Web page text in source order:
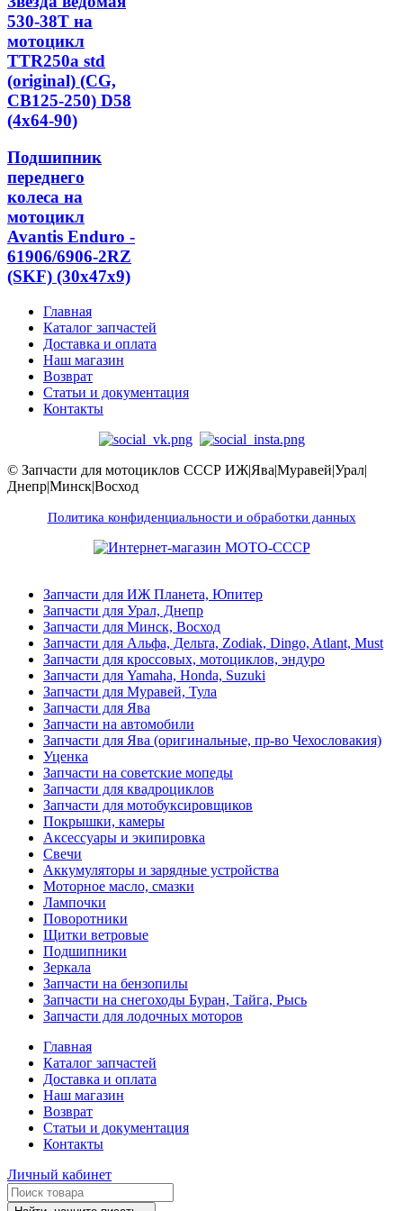
530-38T на
мотоцикл
TTR250a std
(original) (CG,
CB125-250) D58
(4x64-90)
Подшипник
переднего
колеса на
мотоцикл
Avantis Enduro -
61906/6906-2RZ
(SKF) (30x47x9)
Главная
Каталог запчастей
Доставка и оплата
Наш магазин
Возврат
Статьи и документация
Контакты
© Запчасти для мотоциклов СССР ИЖ|Ява|Муравей|Урал|
Днепр|Минск|Восход
Политика конфиденциальности и обработки данных
Запчасти для ИЖ Планета, Юпитер
Запчасти для Урал, Днепр
Запчасти для Минск, Восход
Запчасти для Альфа, Дельта, Zodiak, Dingo, Atlant, Must
Запчасти для кроссовых, мотоциклов, эндуро
Запчасти для Yamaha, Honda, Suzuki
Запчасти для Муравей, Тула
Запчасти для Ява
Запчасти на автомобили
Запчасти для Ява (оригинальные, пр-во Чехословакия)
Уценка
Запчасти на советские мопеды
Запчасти для квадроциклов
Запчасти для мотобуксировщиков
Покрышки, камеры
Аксессуары и экипировка
Свечи
Аккумуляторы и зарядные устройства
Моторное масло, смазки
Лампочки
Поворотники
Щитки ветровые
Подшипники
Зеркала
Запчасти на бензопилы
Запчасти на снегоходы Буран, Тайга, Рысь
Запчасти для лодочных моторов
Главная
Каталог запчастей
Доставка и оплата
Наш магазин
Возврат
Статьи и документация
Контакты
Личный кабинет